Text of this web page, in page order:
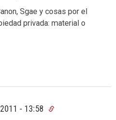
Sgae y cosas por el
privada: material o
- 13:58